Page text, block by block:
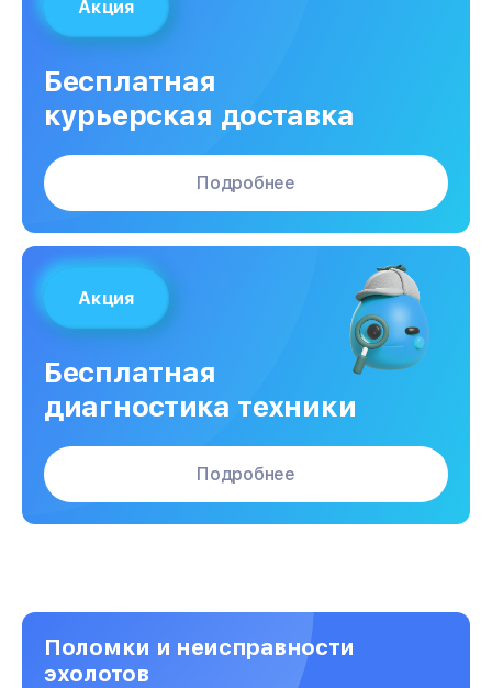
Акция
Бесплатная
курьерская доставка
Подробнее
Акция
Бесплатная
диагностика техники
Подробнее
Поломки и неисправности
эхолотов